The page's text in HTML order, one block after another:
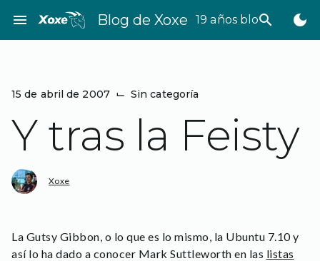
contenido
menu Blog de Xoxe 19 años bloggeando
search dark_mode
15 de abril de 2007 ⌙ Sin categoría
Y tras la Feisty
Xoxe
La Gutsy Gibbon, o lo que es lo mismo, la Ubuntu 7.10 y
así lo ha dado a conocer Mark Suttleworth en las listas